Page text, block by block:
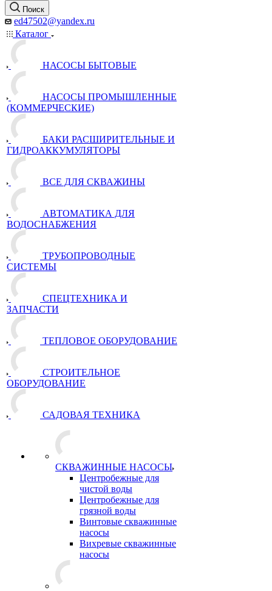
Поиск
ed47502@yandex.ru
Каталог
НАСОСЫ БЫТОВЫЕ
НАСОСЫ ПРОМЫШЛЕННЫЕ
(КОММЕРЧЕСКИЕ)
БАКИ РАСШИРИТЕЛЬНЫЕ И
ГИДРОАККУМУЛЯТОРЫ
ВСЕ ДЛЯ СКВАЖИНЫ
АВТОМАТИКА ДЛЯ
ВОДОСНАБЖЕНИЯ
ТРУБОПРОВОДНЫЕ
СИСТЕМЫ
СПЕЦТЕХНИКА И
ЗАПЧАСТИ
ТЕПЛОВОЕ ОБОРУДОВАНИЕ
СТРОИТЕЛЬНОЕ
ОБОРУДОВАНИЕ
САДОВАЯ ТЕХНИКА
СКВАЖИННЫЕ НАСОСЫ
Центробежные для
чистой воды
Центробежные для
грязной воды
Винтовые скважинные
насосы
Вихревые скважинные
насосы